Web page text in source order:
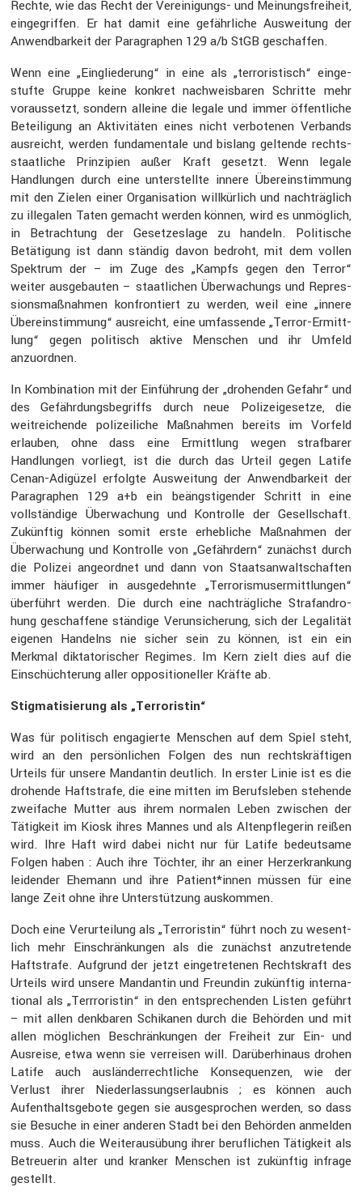
Rechte, wie das Recht der Verei­ni­gungs- und Meinungs­frei­heit,
einge­griffen. Er hat damit eine gefähr­liche Auswei­tung der
Anwend­bar­keit der Paragra­phen 129 a/b StGB geschaffen.
Wenn eine „Einglie­de­rung“ in eine als „terro­ris­tisch“ einge­
stufte Gruppe keine konkret nachweis­baren Schritte mehr
voraus­setzt, sondern alleine die legale und immer öffent­liche
Betei­li­gung an Aktivi­täten eines nicht verbo­tenen Verbands
ausreicht, werden funda­men­tale und bislang geltende rechts­
staat­liche Prinzi­pien außer Kraft gesetzt. Wenn legale
Handlungen durch eine unter­stellte innere Überein­stim­mung
mit den Zielen einer Organi­sa­tion willkür­lich und nachträg­lich
zu illegalen Taten gemacht werden können, wird es unmög­lich,
in Betrach­tung der Geset­zes­lage zu handeln. Politi­sche
Betäti­gung ist dann ständig davon bedroht, mit dem vollen
Spektrum der – im Zuge des „Kampfs gegen den Terror“
weiter ausge­bauten – staat­li­chen Überwa­chungs und Repres­
si­ons­maß­nahmen konfron­tiert zu werden, weil eine „innere
Überein­stim­mung“ ausreicht, eine umfas­sende „Terror-Ermitt­
lung“ gegen politisch aktive Menschen und ihr Umfeld
anzuordnen.
In Kombi­na­tion mit der Einfüh­rung der „drohenden Gefahr“ und
des Gefähr­dungs­be­griffs durch neue Polizei­ge­setze, die
weitrei­chende polizei­liche Maßnahmen bereits im Vorfeld
erlauben, ohne dass eine Ermitt­lung wegen straf­barer
Handlungen vorliegt, ist die durch das Urteil gegen Latife
Cenan-Adigüzel erfolgte Auswei­tung der Anwend­bar­keit der
Paragra­phen 129 a+b ein beängs­ti­gender Schritt in eine
vollstän­dige Überwa­chung und Kontrolle der Gesell­schaft.
Zukünftig können somit erste erheb­liche Maßnahmen der
Überwa­chung und Kontrolle von „Gefähr­dern“ zunächst durch
die Polizei angeordnet und dann von Staats­an­walt­schaften
immer häufiger in ausge­dehnte „Terro­ris­mus­er­mitt­lungen“
überführt werden. Die durch eine nachträg­liche Straf­an­dro­
hung geschaf­fene ständige Verun­si­che­rung, sich der Legalität
eigenen Handelns nie sicher sein zu können, ist ein ein
Merkmal dikta­to­ri­scher Regimes. Im Kern zielt dies auf die
Einschüch­te­rung aller opposi­tio­neller Kräfte ab.
Stigma­ti­sie­rung als „Terro­ristin“
Was für politisch engagierte Menschen auf dem Spiel steht,
wird an den persön­li­chen Folgen des nun rechts­kräf­tigen
Urteils für unsere Mandantin deutlich. In erster Linie ist es die
drohende Haftstrafe, die eine mitten im Berufs­leben stehende
zweifache Mutter aus ihrem normalen Leben zwischen der
Tätig­keit im Kiosk ihres Mannes und als Alten­pfle­gerin reißen
wird. Ihre Haft wird dabei nicht nur für Latife bedeut­same
Folgen haben : Auch ihre Töchter, ihr an einer Herzer­kran­kung
leidender Ehemann und ihre Patient*innen müssen für eine
lange Zeit ohne ihre Unter­stüt­zung auskommen.
Doch eine Verur­tei­lung als „Terro­ristin“ führt noch zu wesent­
lich mehr Einschrän­kungen als die zunächst anzutre­tende
Haftstrafe. Aufgrund der jetzt einge­tre­tenen Rechts­kraft des
Urteils wird unsere Mandantin und Freundin zukünftig inter­na­
tional als „Terrro­ristin“ in den entspre­chenden Listen geführt
– mit allen denkbaren Schikanen durch die Behörden und mit
allen mögli­chen Beschrän­kungen der Freiheit zur Ein- und
Ausreise, etwa wenn sie verreisen will. Darüber­hinaus drohen
Latife auch auslän­der­recht­liche Konse­quenzen, wie der
Verlust ihrer Nieder­las­sungs­er­laubnis ; es können auch
Aufent­halts­ge­bote gegen sie ausge­spro­chen werden, so dass
sie Besuche in einer anderen Stadt bei den Behörden anmelden
muss. Auch die Weiter­aus­übung ihrer beruf­li­chen Tätig­keit als
Betreuerin alter und kranker Menschen ist zukünftig infrage
gestellt.